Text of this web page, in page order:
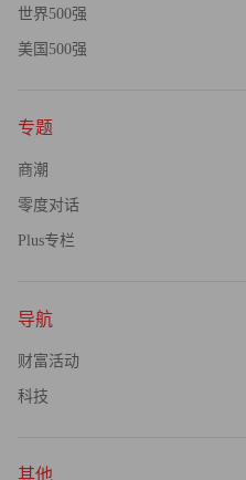
世界500强
美国500强
专题
商潮
零度对话
Plus专栏
导航
财富活动
科技
其他